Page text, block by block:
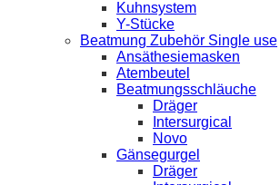
Kuhnsystem
Y-Stücke
Beatmung Zubehör Single use
Ansäthesiemasken
Atembeutel
Beatmungsschläuche
Dräger
Intersurgical
Novo
Gänsegurgel
Dräger